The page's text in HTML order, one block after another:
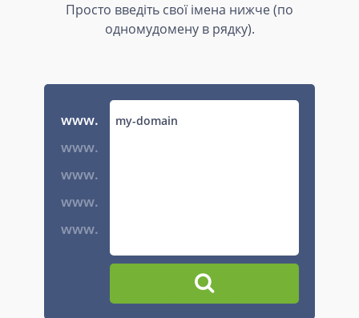
Просто введіть свої імена нижче (по
одномудомену в рядку).
www.
www.
www.
www.
www.